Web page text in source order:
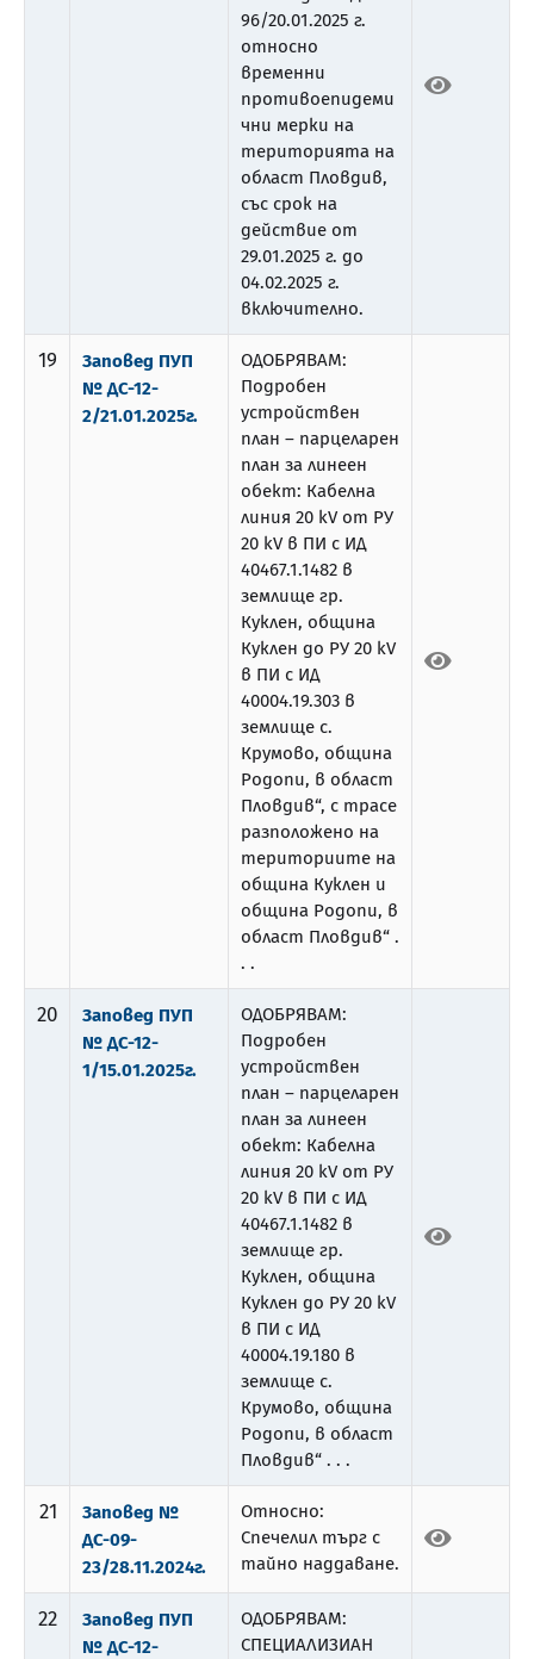
96/20.01.2025 г.
относно
временни
противоепидеми
чни мерки на
територията на
област Пловдив,
със срок на
действие от
29.01.2025 г. до
04.02.2025 г.
включително.
19
Заповед ПУП
№ ДС-12-
2/21.01.2025г.
ОДОБРЯВАМ:
Подробен
устройствен
план – парцеларен
план за линеен
обект: Кабелна
линия 20 kV от РУ
20 kV в ПИ с ИД
40467.1.1482 в
землище гр.
Куклен, община
Куклен до РУ 20 kV
в ПИ с ИД
40004.19.303 в
землище с.
Крумово, община
Родопи, в област
Пловдив“, с трасе
разположено на
териториите на
община Куклен и
община Родопи, в
област Пловдив“ .
. .
20
Заповед ПУП
№ ДС-12-
1/15.01.2025г.
ОДОБРЯВАМ:
Подробен
устройствен
план – парцеларен
план за линеен
обект: Кабелна
линия 20 kV от РУ
20 kV в ПИ с ИД
40467.1.1482 в
землище гр.
Куклен, община
Куклен до РУ 20 kV
в ПИ с ИД
40004.19.180 в
землище с.
Крумово, община
Родопи, в област
Пловдив“ . . .
21
Заповед №
ДС-09-
23/28.11.2024г.
Относно:
Спечелил търг с
тайно наддаване.
22
Заповед ПУП
№ ДС-12-
ОДОБРЯВАМ:
СПЕЦИАЛИЗИАН